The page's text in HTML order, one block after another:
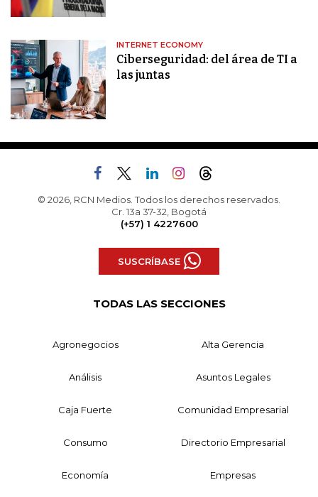
INTERNET ECONOMY
Ciberseguridad: del área de TI a
las juntas
© 2026, RCN Medios. Todos los derechos reservados.
Cr. 13a 37-32, Bogotá
(+57) 1 4227600
SUSCRÍBASE
TODAS LAS SECCIONES
Agronegocios Alta Gerencia
Análisis Asuntos Legales
Caja Fuerte Comunidad Empresarial
Consumo Directorio Empresarial
Economía Empresas